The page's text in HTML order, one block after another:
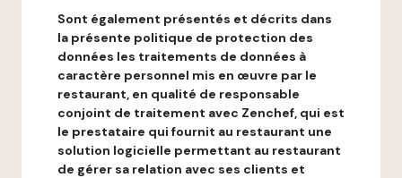
Sont également présentés et décrits dans
la présente politique de protection des
données les traitements de données à
caractère personnel mis en œuvre par le
restaurant, en qualité de responsable
conjoint de traitement avec Zenchef, qui est
le prestataire qui fournit au restaurant une
solution logicielle permettant au restaurant
de gérer sa relation avec ses clients et